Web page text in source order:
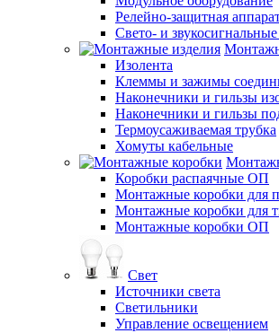
Релейно-защитная
Свето- и
Изолента
Клеммы и зажимы
Наконечники и гильзы
Наконечники и гильзы
Термоусаживаемая трубка
Хомуты кабельные
Коробки распаячные ОП
Монтажные коробки для
Монтажные коробки для
Монтажные коробки ОП
Свет
Источники света
Светильники
Управление освещением